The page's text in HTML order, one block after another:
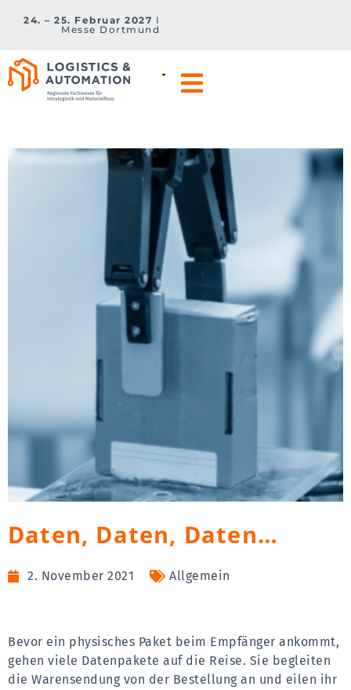
24. – 25. Februar 2027 I
Messe Dortmund
Daten, Daten, Daten…
2. November 2021 Allgemein
Bevor ein physisches Paket beim Empfänger ankommt,
gehen viele Datenpakete auf die Reise. Sie begleiten
die Warensendung von der Bestellung an und eilen ihr